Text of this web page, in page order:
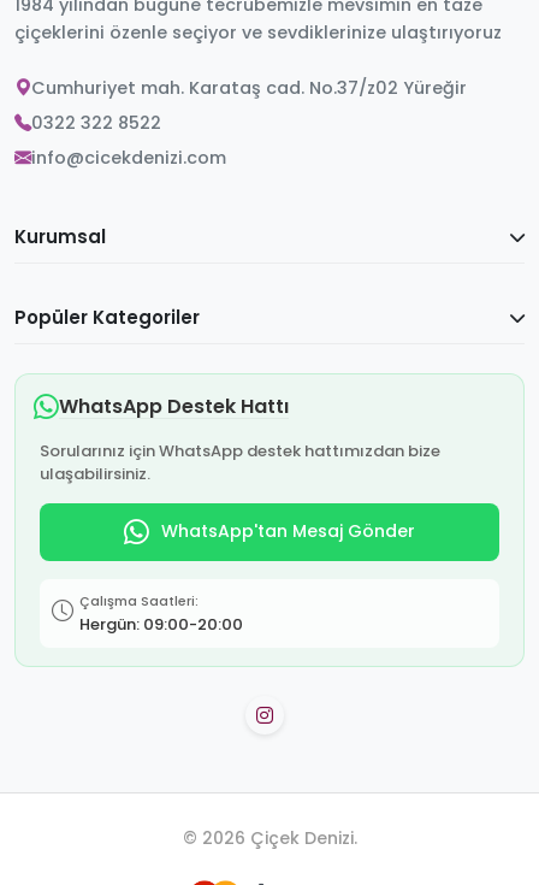
çiçeklerini özenle seçiyor ve sevdiklerinize ulaştırıyoruz
Cumhuriyet mah. Karataş cad. No.37/z02 Yüreğir
0322 322 8522
info@cicekdenizi.com
Kurumsal
Popüler Kategoriler
WhatsApp Destek Hattı
Sorularınız için WhatsApp destek hattımızdan bize
ulaşabilirsiniz.
WhatsApp'tan Mesaj Gönder
Çalışma Saatleri:
Hergün: 09:00-20:00
© 2026 Çiçek Denizi.